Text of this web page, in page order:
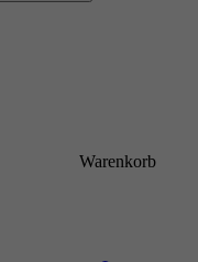
Warenkorb